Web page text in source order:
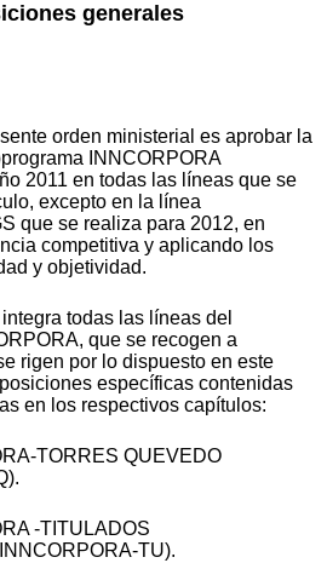
generales
orden ministerial es aprobar la
INNCORPORA
2011 en todas las líneas que se
excepto en la línea
que se realiza para 2012, en
competitiva y aplicando los
y objetividad.
todas las líneas del
que se recogen a
rigen por lo dispuesto en este
específicas contenidas
en los respectivos capítulos:
TORRES QUEVEDO
-TITULADOS
TU).